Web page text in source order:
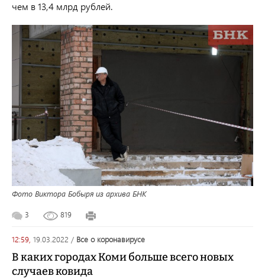
чем в 13,4 млрд рублей.
Фото Виктора Бобыря из архива БНК
3 819
12:59, 19.03.2022 / все о коронавирусе
В каких городах Коми больше всего новых
случаев ковида